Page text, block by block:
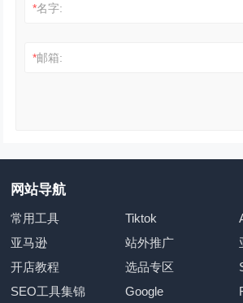
*名字:
*邮箱:
网站导航
常用工具 Tiktok
亚马逊
站外推广
开店教程
选品专区
SEO工具集锦
Google